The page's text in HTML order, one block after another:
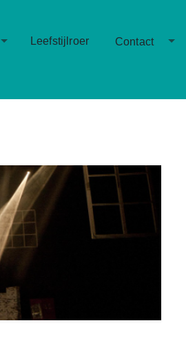
Toggle Dropdown
Leefstijlroer Contact